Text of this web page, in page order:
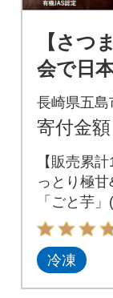
【さつ
会で日
と焼き
き芋/安
長崎県五島
寄付金額
【販売累
っとり極
「ごと芋
た大人気冷
冷凍